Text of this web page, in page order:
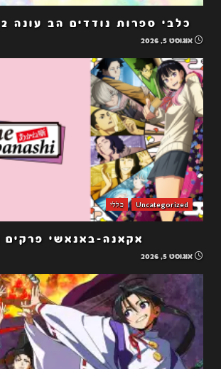
כלבי ספרות נודדים הב עונה 2 פרקים 5-1
אוגוסט 5, 2026
Uncategorized כללי
אקאנה-באנאשי פרקים 6-1
אוגוסט 5, 2026